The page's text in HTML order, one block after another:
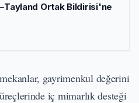
Ortak Bildirisi'ne
gayrimenkul değerini
iç mimarlık desteği